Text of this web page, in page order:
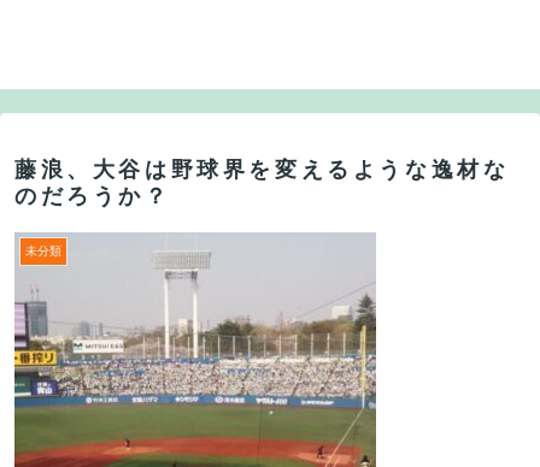
藤浪、大谷は野球界を変えるような逸材な
のだろうか？
未分類